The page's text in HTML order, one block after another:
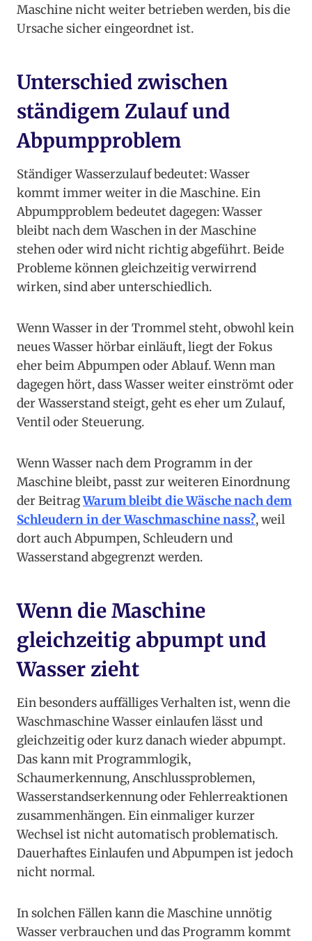
Maschine nicht weiter betrieben werden, bis die
Ursache sicher eingeordnet ist.
Unterschied zwischen
ständigem Zulauf und
Abpumpproblem
Ständiger Wasserzulauf bedeutet: Wasser
kommt immer weiter in die Maschine. Ein
Abpumpproblem bedeutet dagegen: Wasser
bleibt nach dem Waschen in der Maschine
stehen oder wird nicht richtig abgeführt. Beide
Probleme können gleichzeitig verwirrend
wirken, sind aber unterschiedlich.
Wenn Wasser in der Trommel steht, obwohl kein
neues Wasser hörbar einläuft, liegt der Fokus
eher beim Abpumpen oder Ablauf. Wenn man
dagegen hört, dass Wasser weiter einströmt oder
der Wasserstand steigt, geht es eher um Zulauf,
Ventil oder Steuerung.
Wenn Wasser nach dem Programm in der
Maschine bleibt, passt zur weiteren Einordnung
der BeitragWarum bleibt die Wäsche nach dem
Schleudern in der Waschmaschine nass?, weil
dort auch Abpumpen, Schleudern und
Wasserstand abgegrenzt werden.
Wenn die Maschine
gleichzeitig abpumpt und
Wasser zieht
Ein besonders auffälliges Verhalten ist, wenn die
Waschmaschine Wasser einlaufen lässt und
gleichzeitig oder kurz danach wieder abpumpt.
Das kann mit Programmlogik,
Schaumerkennung, Anschlussproblemen,
Wasserstandserkennung oder Fehlerreaktionen
zusammenhängen. Ein einmaliger kurzer
Wechsel ist nicht automatisch problematisch.
Dauerhaftes Einlaufen und Abpumpen ist jedoch
nicht normal.
In solchen Fällen kann die Maschine unnötig
Wasser verbrauchen und das Programm kommt